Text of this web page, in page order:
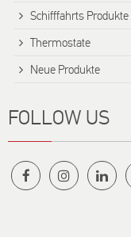
Schifffahrts Produkte
Thermostate
Neue Produkte
FOLLOW US